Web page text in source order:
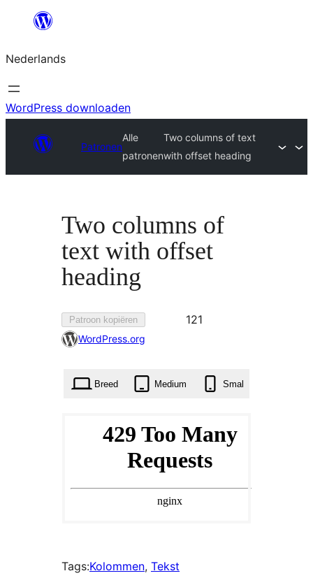
de
inhoud
Nederlands
WordPress downloaden
Patronen
Alle
patronen
Two columns of text
with offset heading
Two columns of
text with offset
heading
Patroon kopiëren
121
favorieten
121
WordPress.org
Breed Medium Smal
Tags:Kolommen, Tekst